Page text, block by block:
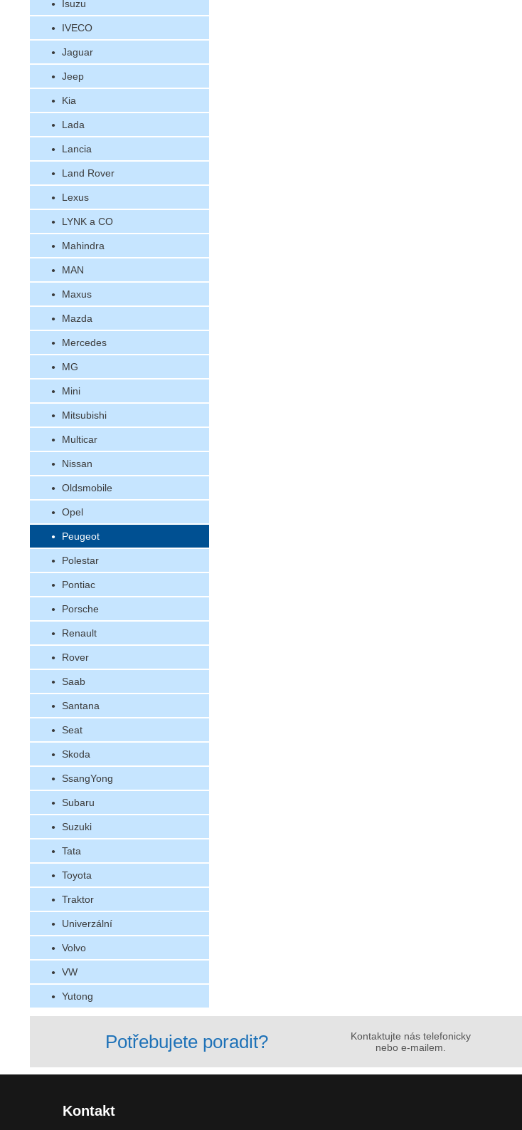
Isuzu
IVECO
Jaguar
Jeep
Kia
Lada
Lancia
Land Rover
Lexus
LYNK a CO
Mahindra
MAN
Maxus
Mazda
Mercedes
MG
Mini
Mitsubishi
Multicar
Nissan
Oldsmobile
Opel
Peugeot
Polestar
Pontiac
Porsche
Renault
Rover
Saab
Santana
Seat
Skoda
SsangYong
Subaru
Suzuki
Tata
Toyota
Traktor
Univerzální
Volvo
VW
Yutong
Potřebujete poradit?
Kontaktujte nás telefonicky
nebo e-mailem.
Kontakt